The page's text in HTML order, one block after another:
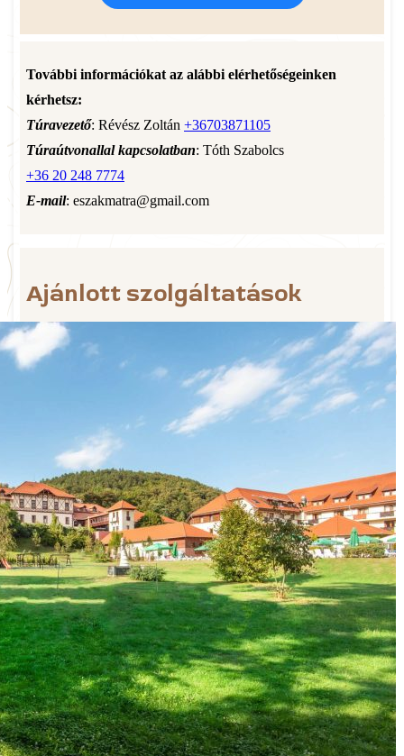
További információkat az alábbi elérhetőségeinken
kérhetsz:
Túravezető: Révész Zoltán +36703871105
Túraútvonallal kapcsolatban: Tóth Szabolcs
+36 20 248 7774
E-mail: eszakmatra@gmail.com
Ajánlott szolgáltatások